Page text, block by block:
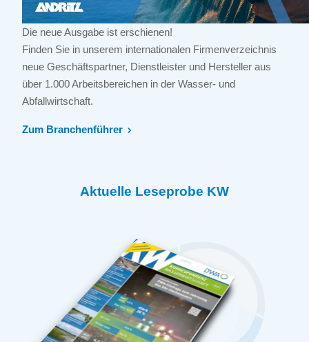
Die neue Ausgabe ist erschienen!
Finden Sie in unserem internationalen Firmenverzeichnis
neue Geschäftspartner, Dienstleister und Hersteller aus
über 1.000 Arbeitsbereichen in der Wasser- und
Abfallwirtschaft.
Zum Branchenführer
Aktuelle Leseprobe KW